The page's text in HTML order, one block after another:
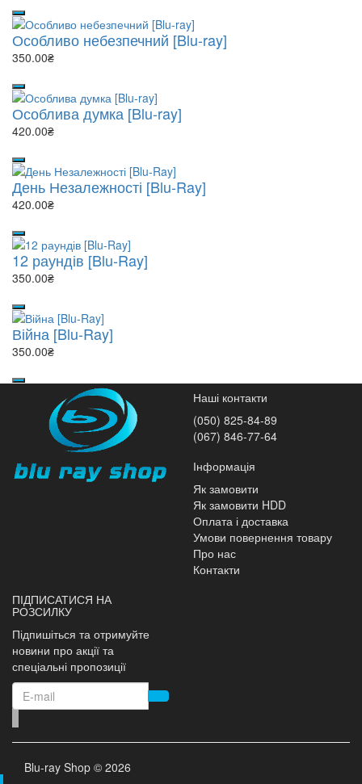
Особливо небезпечний [Blu-ray]
350.00₴
Особлива думка [Blu-ray]
420.00₴
День Незалежності [Blu-Ray]
420.00₴
12 раундів [Blu-Ray]
350.00₴
Війна [Blu-Ray]
350.00₴
Наші контакти
(050) 825-84-89
(067) 846-77-64
Інформація
Як замовити
Як замовити HDD
Оплата і доставка
Умови повернення товару
Про нас
Контакти
ПІДПИСАТИСЯ НА
РОЗСИЛКУ
Підпишіться та отримуйте
новини про акції та
спеціальні пропозиції
Blu-ray Shop © 2026